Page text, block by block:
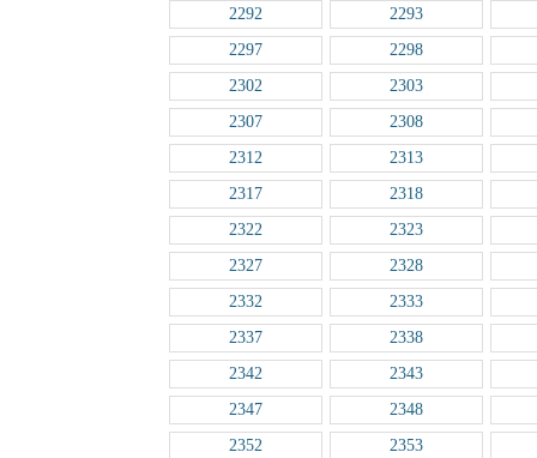
2292
2293
2297
2298
2302
2303
2307
2308
2312
2313
2317
2318
2322
2323
2327
2328
2332
2333
2337
2338
2342
2343
2347
2348
2352
2353